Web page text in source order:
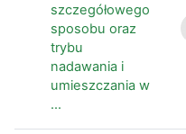
szczegółowego
sposobu oraz
trybu
nadawania i
umieszczania w
...